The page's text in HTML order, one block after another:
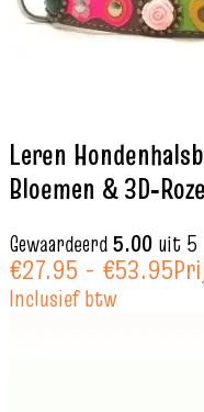
Leren
Bloemen &
Gewaardeerd5.00 uit 5
€27.95 - €53.95
Inclusief btw